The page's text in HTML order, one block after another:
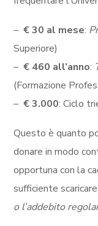
–€ 30 al mese:
Superiore)
–€ 460 all’anno:
(Formazione
–€ 3.000: Ciclo
Questo è quanto
donare in modo
opportuna con la
sufficiente scaricare
o l’addebito